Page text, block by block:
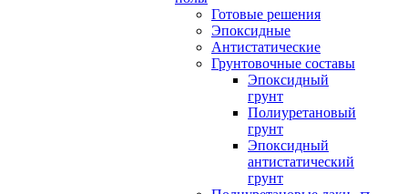
Готовые решения
Эпоксидные
Антистатические
Грунтовочные составы
Эпоксидный
грунт
Полиуретановый
грунт
Эпоксидный
антистатический
грунт